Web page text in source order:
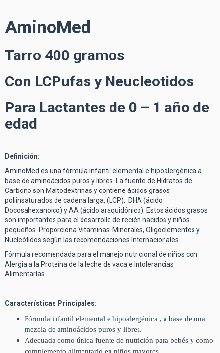
AminoMed
Tarro 400 gramos
Con LCPufas y Neucleotidos
Para Lactantes de 0 – 1 año de
edad
Definición:
AminoMed es una fórmula infantil elemental e hipoalergénica a
base de aminoácidos puros y libres. La fuente de Hidratos de
Carbono son Maltodextrinas y contiene ácidos grasos
poliinsaturados de cadena larga, (LCP), DHA (ácido
Docosahexanoico) y AA (ácido araquidónico). Estos ácidos grasos
son importantes para el desarrollo de recién nacidos y niños
pequeños. Proporciona Vitaminas, Minerales, Oligoelementos y
Nucleótidos según las recomendaciones Internacionales.
Fórmula recomendada para el manejo nutricional de niños con
Alergia a la Proteína de la leche de vaca e Intolerancias
Alimentarias.
Características Principales:
Fórmula infantil elemental e hipoalergénica , a base de una
mezcla de aminoácidos puros y libres.
Adecuada como única fuente de nutrición para bebés y como
complemento alimentario en niños mayores.